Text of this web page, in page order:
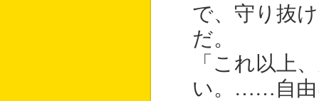
で、守り抜
だ。
「これ以上
い。……自由